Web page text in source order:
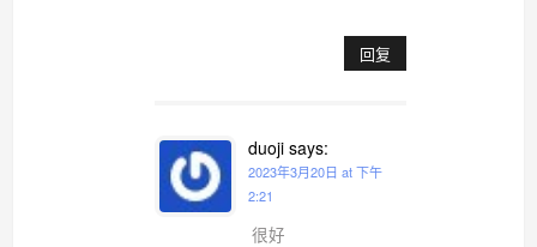
回复
duoji says:
2023年3月20日 at 下午
2:21
很好